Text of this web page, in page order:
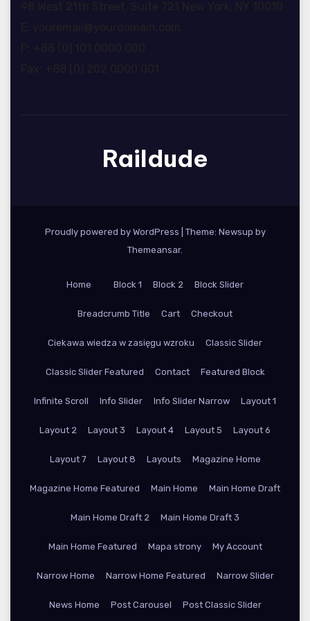
Raildude
Proudly powered by WordPress
Theme: Newsup by
Themeansar.
Home Block 1 Block 2 Block Slider
Breadcrumb Title Cart Checkout
Ciekawa wiedza w zasięgu wzroku Classic Slider
Classic Slider Featured Contact Featured Block
Infinite Scroll Info Slider Info Slider Narrow Layout 1
Layout 2 Layout 3 Layout 4 Layout 5 Layout 6
Layout 7 Layout 8 Layouts Magazine Home
Magazine Home Featured Main Home Main Home Draft
Main Home Draft 2 Main Home Draft 3
Main Home Featured Mapa strony My Account
Narrow Home Narrow Home Featured Narrow Slider
News Home Post Carousel Post Classic Slider